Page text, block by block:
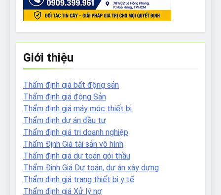
Giới thiệu
Thẩm định giá bất động sản
Thẩm định giá động Sản
Thẩm định giá máy móc thiết bị
Thẩm định dự án đầu tư
Thẩm định giá tri doanh nghiệp
Thẩm Định Giá tài sản vô hình
Thẩm định giá dự toán gói thầu
Thẩm Định Giá Dự toán, dự án xây dựng
Thẩm định giá trang thiết bị y tế
Thẩm định giá Xử lý nợ